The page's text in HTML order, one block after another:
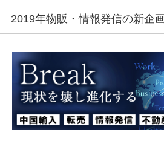
2019年物販・情報発信の新企